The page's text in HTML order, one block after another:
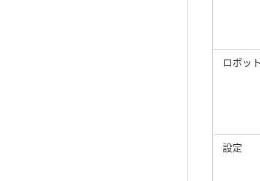
ロボッ
設定